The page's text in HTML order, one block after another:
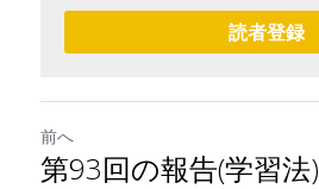
読者登録
前へ
第93回の報告(学習法)